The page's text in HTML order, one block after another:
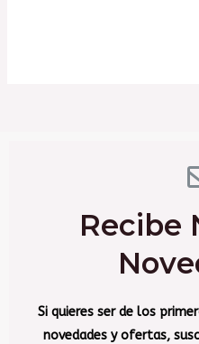
Recibe
Si quieres ser de los
novedades y ofertas,